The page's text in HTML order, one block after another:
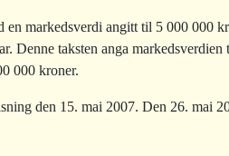
markedsverdi angitt til 5 000 000
Denne taksten anga
000 kroner.
den 15. mai 2007. Den 26. mai